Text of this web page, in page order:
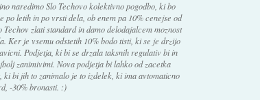
naredimo Slo Techovo kolektivno pogodbo, ki bo
letih in po vrsti dela, ob enem pa 10% cenejse od
zlati standard in damo delodajalcem moznost
Ker je vsemu odstetih 10% bodo tisti, ki se je drzijo
Podjetja, ki bi se drzala taksnih regulativ bi in
zanimivimi. Nova podjetja bi lahko od zacetka
bi jih to zanimalo je to izdelek, ki ima avtomaticno
-30% bronasti. :)